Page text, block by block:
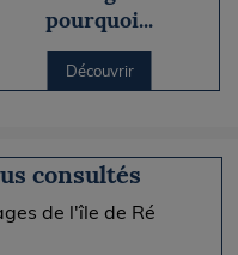
pourquoi...
Découvrir
consultés
de l'île de Ré